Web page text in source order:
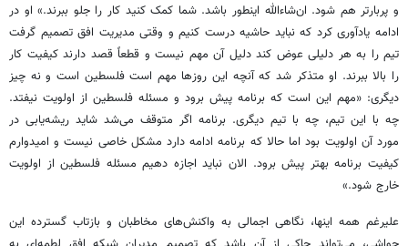
و پربارتر هم شود. ان‌شاءالله اینطور باشد. شما کمک کنید کار را جلو ببرند.» او در
ادامه یادآوری کرد که نباید حاشیه درست کنیم و وقتی مدیریت افق تصمیم گرفت
تیم را به هر دلیلی عوض کند دلیل آن مهم نیست و قطعاً قصد دارند کیفیت کار
را بالا ببرند. او متذکر شد که آنچه این روزها مهم است فلسطین است و نه چیز
دیگری: «مهم این است که برنامه پیش برود و مسئله فلسطین از اولویت نیفتد.
چه با این تیم، چه با تیم دیگری. برنامه اگر متوقف می‌شد شاید ریشه‌یابی در
مورد آن اولویت بود اما حالا که برنامه ادامه دارد مشکل خاصی نیست و امیدوارم
کیفیت برنامه بهتر پیش برود. الان نباید اجازه دهیم مسئله فلسطین از اولویت
خارج شود.»
علیرغم همه اینها، نگاهی اجمالی به واکنش‌های مخاطبان و بازتاب گسترده این